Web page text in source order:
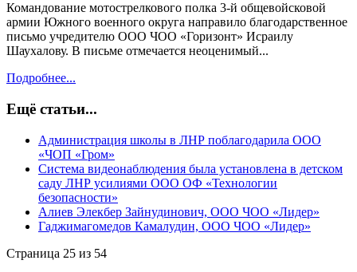
Командование мотострелкового полка 3-й общевойсковой
армии Южного военного округа направило благодарственное
письмо учредителю ООО ЧОО «Горизонт» Исраилу
Шаухалову. В письме отмечается неоценимый...
Подробнее...
Ещё статьи...
Администрация школы в ЛНР поблагодарила ООО
«ЧОП «Гром»
Система видеонаблюдения была установлена в детском
саду ЛНР усилиями ООО ОФ «Технологии
безопасности»
Алиев Элекбер Зайнудинович, ООО ЧОО «Лидер»
Гаджимагомедов Камалудин, ООО ЧОО «Лидер»
Страница 25 из 54